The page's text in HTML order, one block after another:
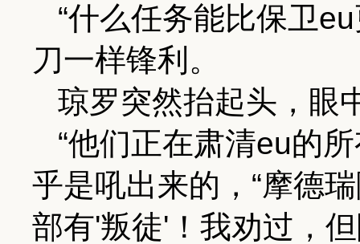
“什么任务能比保卫
刀一样锋利。
琼罗突然抬起头，眼
“他们正在肃清eu的
乎是吼出来的，“摩德
部有'叛徒'！我劝过，